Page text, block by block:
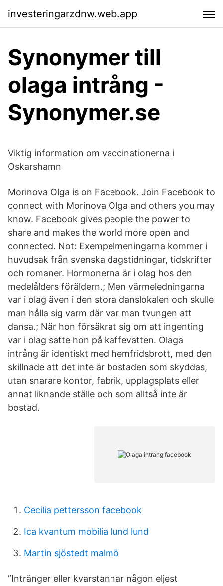
investeringarzdnw.web.app
Synonymer till
olaga intrång -
Synonymer.se
Viktig information om vaccinationerna i
Oskarshamn
Morinova Olga is on Facebook. Join Facebook to
connect with Morinova Olga and others you may
know. Facebook gives people the power to
share and makes the world more open and
connected. Not: Exempelmeningarna kommer i
huvudsak från svenska dagstidningar, tidskrifter
och romaner. Hormonerna är i olag hos den
medelålders föräldern.; Men värmeledningarna
var i olag även i den stora danslokalen och skulle
man hålla sig varm där var man tvungen att
dansa.; När hon försäkrat sig om att ingenting
var i olag satte hon på kaffevatten. Olaga
intrång är identiskt med hemfridsbrott, med den
skillnade att det inte är bostaden som skyddas,
utan snarare kontor, fabrik, upplagsplats eller
annat liknande ställe och som alltså inte är
bostad.
Cecilia pettersson facebook
Ica kvantum mobilia lund lund
Martin sjöstedt malmö
”Intränger eller kvarstannar någon eljest